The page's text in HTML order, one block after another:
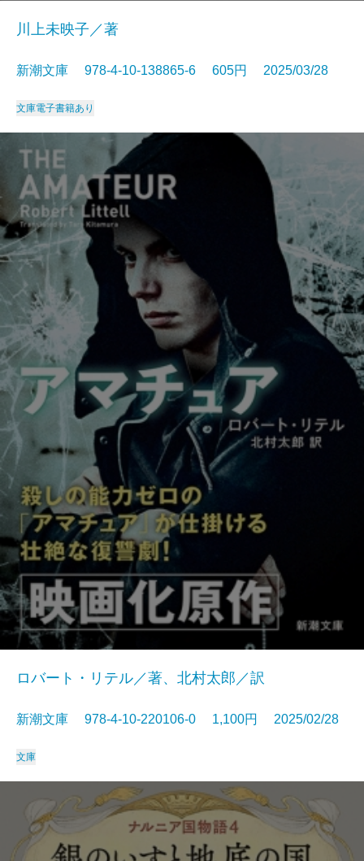
川上未映子／著
新潮文庫 978-4-10-138865-6 605円 2025/03/28
文庫電子書籍あり
ロバート・リテル／著、北村太郎／訳
新潮文庫 978-4-10-220106-0 1,100円 2025/02/28
文庫